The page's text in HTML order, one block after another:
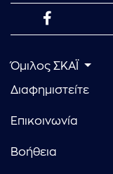
Όμιλος ΣΚΑΪ
Διαφημιστείτε
Επικοινωνία
Βοήθεια